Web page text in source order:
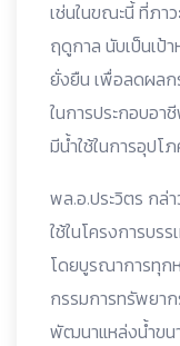
เช่นในขณะนี้ ที่ภาว
ฤดูกาล นับเป็นเ
ยั่งยืน เพื่อลดผลก
ในการประกอบอ
มีน้ำใช้ในการอุปโ
พล.อ.ประวิตร กล่
ใช้ในโครงการบร
โดยบูรณาการทุก
กรรมการทรัพยา
พัฒนาแหล่งน้ำขน